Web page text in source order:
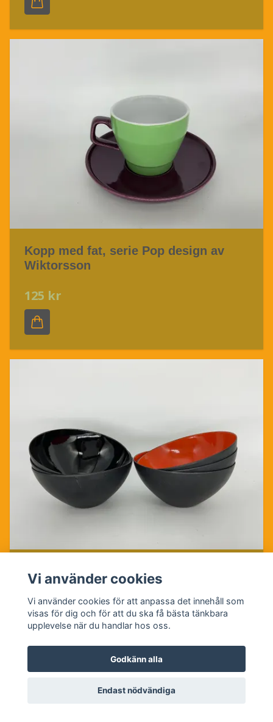
Kopp med fat, serie Pop design av
Wiktorsson
125 kr
Krenitskålar, 6 st
1 800 kr
Vi använder cookies
Vi använder cookies för att anpassa det innehåll som
visas för dig och för att du ska få bästa tänkbara
upplevelse när du handlar hos oss.
Godkänn alla
Endast nödvändiga